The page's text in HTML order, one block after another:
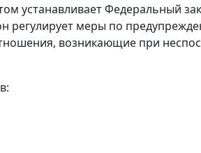
устанавливает Федеральный
регулирует меры по
возникающие при